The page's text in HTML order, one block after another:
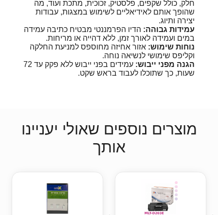
חלק, כולל שקפים, פלסטיק, זכוכית, מתכת ועוד, מה
שהופך אותם לאידיאליים לשימוש במצגות, עבודות
יצירה ותיוג.
עמידות גבוהה: הדיו הפרמננטי מבטיח כתיבה עמידה
במים ועמידה לאורך זמן, ללא דהייה או מריחות.
נוחות שימוש: אזור אחיזה מחוספס למניעת החלקה
וקליפס שימושי לנשיאה נוחה.
הגנה מפני ייבוש:
עמידים בפני ייבוש ללא פקק עד 72
שעות, כך שתוכלו לעבוד בראש שקט.
מוצרים נוספים שאולי יעניינו
אותך